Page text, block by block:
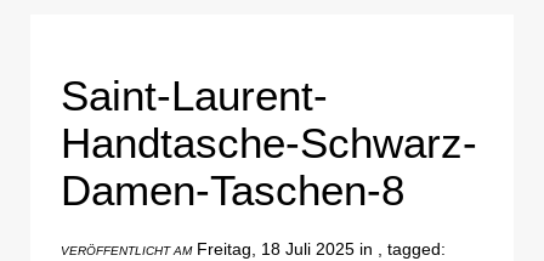
Saint-Laurent-
Handtasche-Schwarz-
Damen-Taschen-8
VERÖFFENTLICHT AMFreitag, 18 Juli 2025 in , tagged: